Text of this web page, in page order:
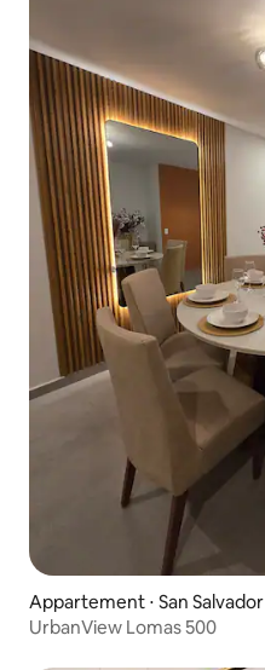
Appartement ⋅ San Salvador
UrbanView Lomas 500